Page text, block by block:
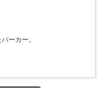
ーカー。